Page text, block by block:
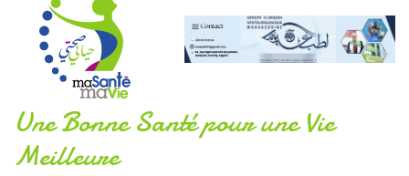
Une Bonne Santé pour une Vie
Meilleure